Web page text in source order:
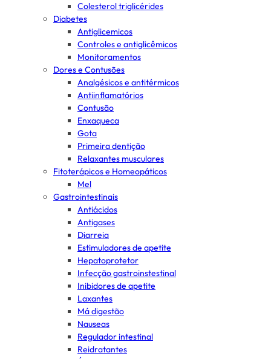
Colesterol triglicérides
Diabetes
Antiglicemicos
Controles e antiglicêmicos
Monitoramentos
Dores e Contusões
Analgésicos e antitérmicos
Antiinflamatórios
Contusão
Enxaqueca
Gota
Primeira dentição
Relaxantes musculares
Fitoterápicos e Homeopáticos
Mel
Gastrointestinais
Antiácidos
Antigases
Diarreia
Estimuladores de apetite
Hepatoprotetor
Infecção gastroinstestinal
Inibidores de apetite
Laxantes
Má digestão
Nauseas
Regulador intestinal
Reidratantes